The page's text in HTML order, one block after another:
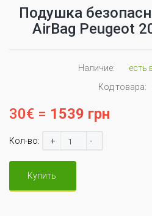
Подушка
AirBag Peugeot
Наличие: есть
Код товара:
30€ = 1539 грн
Кол-во: + -
Купить